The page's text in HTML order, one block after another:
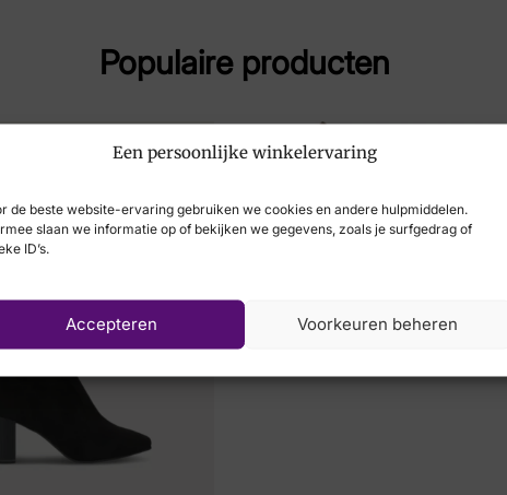
Een persoonlijke winkelervaring
de beste website-ervaring gebruiken we cookies en andere hulpmiddelen.
slaan we informatie op of bekijken we gegevens, zoals je surfgedrag of
ID’s.
Accepteren Voorkeuren beheren
Populaire producten
89,90€49,95